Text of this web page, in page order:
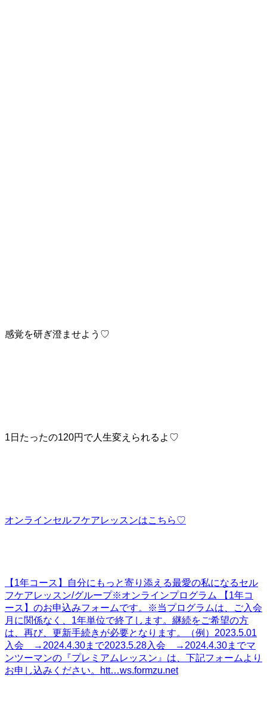
感覚を研ぎ澄ませよう♡
1日たったの120円で人生変えられるよ♡
オンラインセルフケアレッスンはこちら♡
【1年コース】自分にもっと寄り添える最愛の私になるセル
フケアレッスン/グループ※オンラインプログラム 【1年コ
ース】のお申込みフォームです。※当プログラムは、ご入会
月に関係なく、1年単位で終了します。継続をご希望の方
は、再び、更新手続きが必要となります。（例）2023.5.01
入会 →2024.4.30まで2023.5.28入会 →2024.4.30までマ
ンツーマンの『プレミアムレッスン』は、下記フォームより
お申し込みください。htt…ws.formzu.net